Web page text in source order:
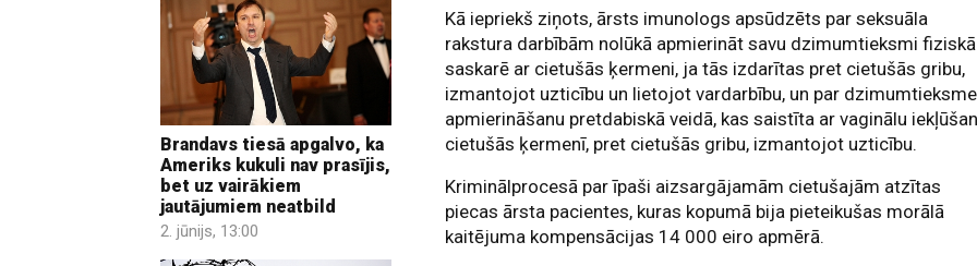
Brandavs tiesā apgalvo, ka
Ameriks kukuli nav prasījis,
bet uz vairākiem
jautājumiem neatbild
2. jūnijs, 13:00
Kā iepriekš ziņots, ārsts imunologs apsūdzēts par seksuāla
rakstura darbībām nolūkā apmierināt savu dzimumtieksmi fiziskā
saskarē ar cietušās ķermeni, ja tās izdarītas pret cietušās gribu,
izmantojot uzticību un lietojot vardarbību, un par
apmierināšanu pretdabiskā veidā, kas saistīta ar vaginālu
cietušās ķermenī, pret cietušās gribu, izmantojot uzticību.
Kriminālprocesā par īpaši aizsargājamām cietušajām atzītas
piecas ārsta pacientes, kuras kopumā bija pieteikušas morālā
kaitējuma kompensācijas 14 000 eiro apmērā.